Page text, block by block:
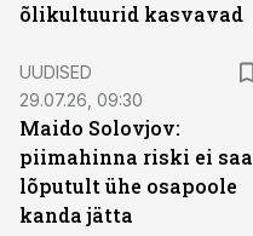
õlikultuurid kasvavad
UUDISED
29.07.26, 09:30
Maido Solovjov:
piimahinna riski ei saa
lõputult ühe osapoole
kanda jätta